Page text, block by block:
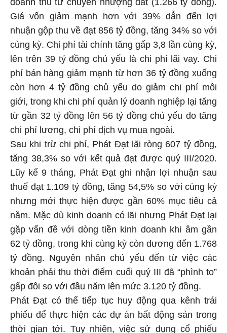
Giá vốn giảm mạnh hơn với 39% dẫn đến lợi
nhuận gộp thu về đạt 856 tỷ đồng, tăng 34% so với
cùng kỳ. Chi phí tài chính tăng gấp 3,8 lần cùng kỳ,
lên trên 39 tỷ đồng chủ yếu là chi phí lãi vay. Chi
phí bán hàng giảm mạnh từ hơn 36 tỷ đồng xuống
còn hơn 4 tỷ đồng chủ yếu do giảm chi phí môi
giới, trong khi chi phí quản lý doanh nghiệp lại tăng
từ gần 32 tỷ đồng lên 56 tỷ đồng chủ yếu do tăng
chi phí lương, chi phí dịch vụ mua ngoài.
Sau khi trừ chi phí, Phát Đạt lãi ròng 607 tỷ đồng,
tăng 38,3% so với kết quả đạt được quý III/2020.
Lũy kế 9 tháng, Phát Đạt ghi nhận lợi nhuận sau
thuế đạt 1.109 tỷ đồng, tăng 54,5% so với cùng kỳ
nhưng mới thực hiện được gần 60% mục tiêu cả
năm. Mặc dù kinh doanh có lãi nhưng Phát Đạt lại
gặp vấn đề với dòng tiền kinh doanh khi âm gần
62 tỷ đồng, trong khi cùng kỳ còn dương đến 1.768
tỷ đồng. Nguyên nhân chủ yếu đến từ việc các
khoản phải thu thời điểm cuối quý III đã “phình to”
gấp đôi so với đầu năm lên mức 3.120 tỷ đồng.
Phát Đạt có thể tiếp tục huy động qua kênh trái
phiếu để thực hiện các dự án bất động sản trong
thời gian tới. Tuy nhiên, việc sử dụng cổ phiếu